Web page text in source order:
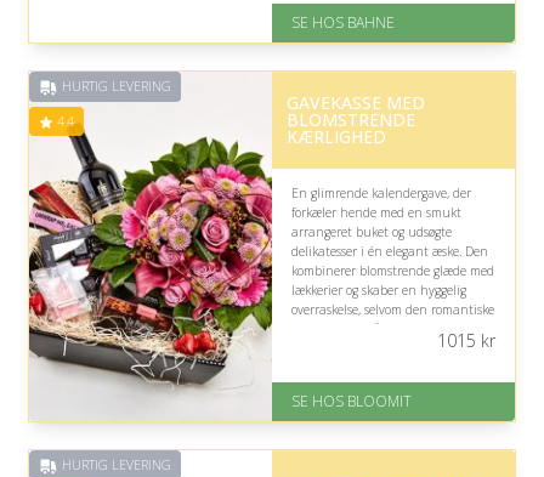
Fremragende Trustpilot rating
SE HOS BAHNE
HURTIG LEVERING
4.4
GAVEKASSE MED
BLOMSTRENDE
KÆRLIGHED
En glimrende kalendergave, der
forkæler hende med en smukt
arrangeret buket og udsøgte
delikatesser i én elegant æske. Den
kombinerer blomstrende glæde med
lækkerier og skaber en hyggelig
overraskelse, selvom den romantiske
udformning måske ikke passer til
På lager
Levering: samme dag eller efter
Fremragende Trustpilot rating
1015 kr
SE HOS BLOOMIT
HURTIG LEVERING